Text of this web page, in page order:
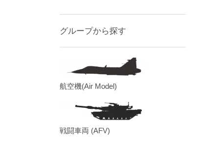
グループから探す
航空機(Air Model)
戦闘車両 (AFV)